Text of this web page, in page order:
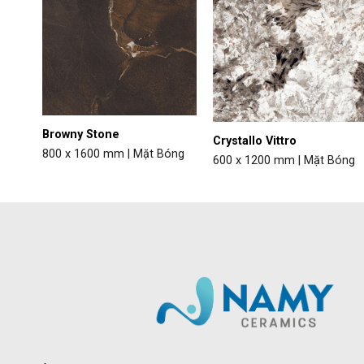
Browny Stone
800 x 1600 mm | Mặt Bóng
Crystallo Vittro
600 x 1200 mm | Mặt Bóng